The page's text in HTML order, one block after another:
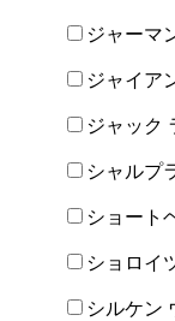
ジャーマ
ジャイア
ジャック
シャルプ
ショート
ショロイ
シルケン